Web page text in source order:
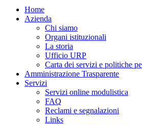
Home
Azienda
Chi siamo
Organi istituzionali
La storia
Ufficio URP
Carta dei servizi e politiche
Amministrazione Trasparente
Servizi
Servizi online modulistica
FAQ
Reclami e segnalazioni
Links